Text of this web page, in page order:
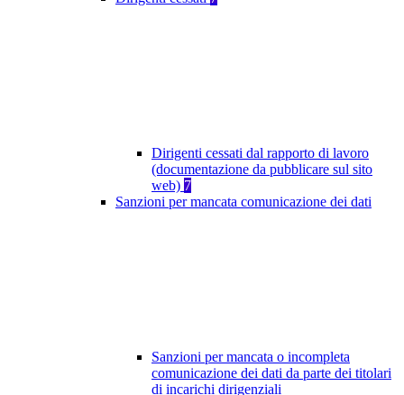
Dirigenti cessati dal rapporto di lavoro
(documentazione da pubblicare sul sito
web) 7
Sanzioni per mancata comunicazione dei dati
Sanzioni per mancata o incompleta
comunicazione dei dati da parte dei titolari
di incarichi dirigenziali